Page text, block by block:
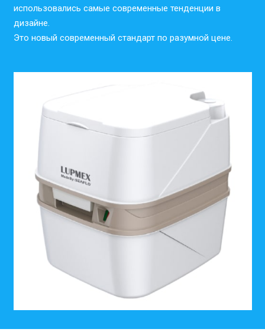
использовались самые современные тенденции в
дизайне.
Это новый современный стандарт по разумной цене.